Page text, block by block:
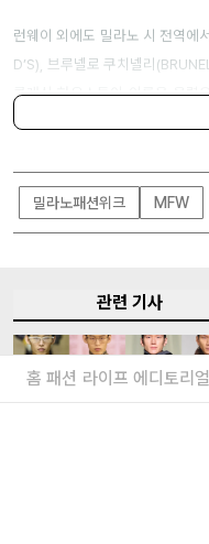
런웨이 외에도 밀라노 시 전역에
D’S), 브루넬로 쿠치넬리
클래식 하우스들이 이름을 올렸
까웨(K-WAY), 스톤 아일랜드
이번 시즌을 향한 기대가 자연스
밀라노패션위크 MFW
관련 기사
홈 패션 라이프 에디토리얼